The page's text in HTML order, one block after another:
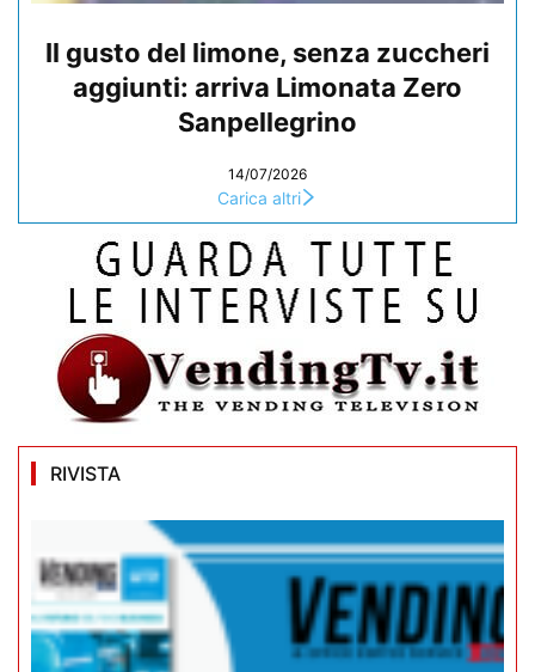
Il gusto del limone, senza zuccheri
aggiunti: arriva Limonata Zero
Sanpellegrino
14/07/2026
Carica altri
RIVISTA